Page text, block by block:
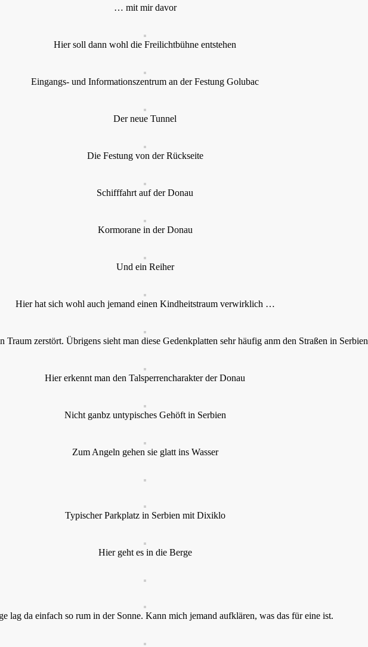
… mit mir davor
Hier soll dann wohl die Freilichtbühne entstehen
Eingangs- und Informationszentrum an der Festung Golubac
Der neue Tunnel
Die Festung von der Rückseite
Schifffahrt auf der Donau
Kormorane in der Donau
Und ein Reiher
Hier hat sich wohl auch jemand einen Kindheitstraum verwirklich …
zerstört. Übrigens sieht man diese Gedenkplatten sehr häufig anm den Straßen in Serbien
Hier erkennt man den Talsperrencharakter der Donau
Nicht ganbz untypisches Gehöft in Serbien
Zum Angeln gehen sie glatt ins Wasser
Typischer Parkplatz in Serbien mit Dixiklo
Hier geht es in die Berge
lag da einfach so rum in der Sonne. Kann mich jemand aufklären, was das für eine ist.